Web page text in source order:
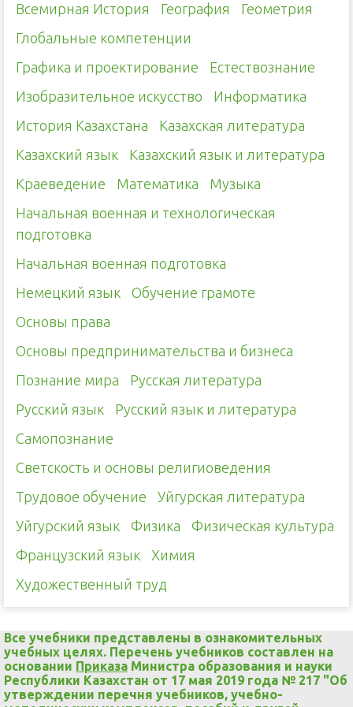
Всемирная История
География
Геометрия
Глобальные компетенции
Графика и проектирование
Естествознание
Изобразительное искусство
Информатика
История Казахстана
Казахская литература
Казахский язык
Казахский язык и литература
Краеведение
Математика
Музыка
Начальная военная и технологическая
подготовка
Начальная военная подготовка
Немецкий язык
Обучение грамоте
Основы права
Основы предпринимательства и бизнеса
Познание мира
Русская литература
Русский язык
Русский язык и литература
Самопознание
Светскость и основы религиоведения
Трудовое обучение
Уйгурская литература
Уйгурский язык
Физика
Физическая культура
Французский язык
Химия
Художественный труд
Все учебники представлены в ознакомительных
учебных целях. Перечень учебников составлен на
основании Приказа Министра образования и науки
Республики Казахстан от 17 мая 2019 года № 217 "Об
утверждении перечня учебников, учебно-